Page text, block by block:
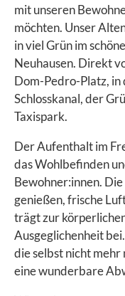
mit unseren
möchten. Unser
in viel Grün im
Neuhausen. Direkt
Dom-Pedro-Platz,
Schlosskanal, der
Taxispark.
Der Aufenthalt im
das Wohlbefinden
Bewohner:innen.
genießen, frische
trägt zur
Ausgeglichenheit
die selbst nicht mehr
eine wunderbare